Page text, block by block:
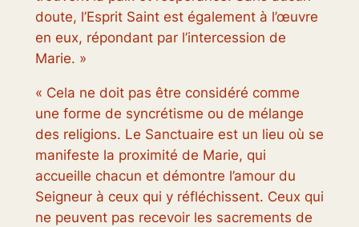
doute, l’Esprit Saint est également à l’œuvre
en eux, répondant par l’intercession de
Marie. »
« Cela ne doit pas être considéré comme
une forme de syncrétisme ou de mélange
des religions. Le Sanctuaire est un lieu où se
manifeste la proximité de Marie, qui
accueille chacun et démontre l’amour du
Seigneur à ceux qui y réfléchissent. Ceux qui
ne peuvent pas recevoir les sacrements de